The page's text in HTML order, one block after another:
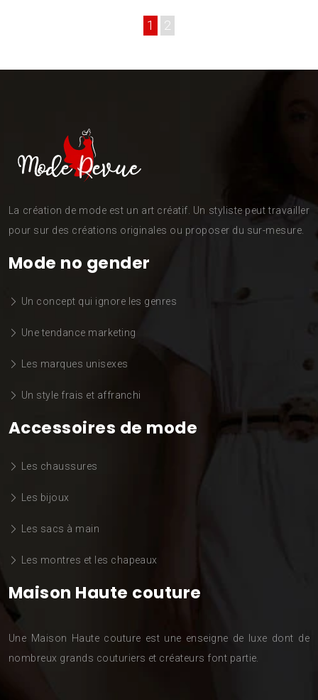
1 2
La création de mode est un art créatif. Un styliste peut travailler
pour sur des créations originales ou proposer du sur-mesure.
Mode no gender
Un concept qui ignore les genres
Une tendance marketing
Les marques unisexes
Un style frais et affranchi
Accessoires de mode
Les chaussures
Les bijoux
Les sacs à main
Les montres et les chapeaux
Maison Haute couture
Une Maison Haute couture est une enseigne de luxe dont de
nombreux grands couturiers et créateurs font partie.